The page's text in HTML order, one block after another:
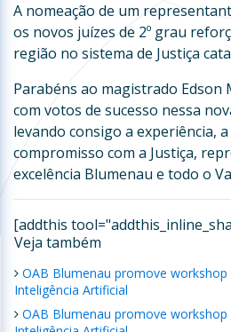
A nomeação de um
os novos juízes de 2º grau
região no sistema de Justiça
Parabéns ao magistrado Edson
com votos de sucesso nessa
levando consigo a experiência, a
compromisso com a Justiça,
excelência Blumenau e todo o
[addthis
Veja também
OAB Blumenau promove
Inteligência Artificial
OAB Blumenau promove